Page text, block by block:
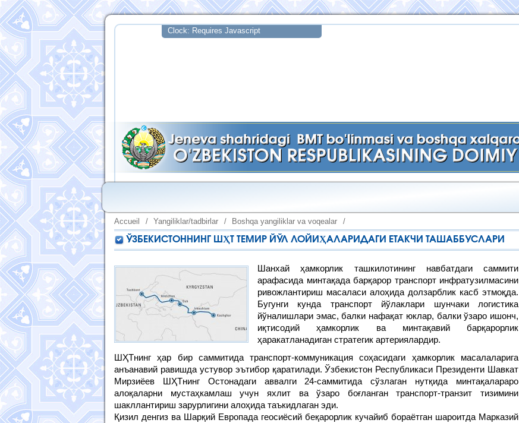
Accueil / Yangiliklar/tadbirlar / Boshqa yangiliklar va voqealar /
ЎЗБЕКИСТОННИНГ ШҲТ ТЕМИР ЙЎЛ ЛОЙИҲАЛАРИДАГИ ЕТАКЧИ ТАШАББУСЛАРИ
Шанхай ҳамкорлик ташкилотининг навбатдаги саммити
арафасида минтақада барқарор транспорт инфратузилмасини
ривожлантириш масаласи алоҳида долзарблик касб этмоқда.
Бугунги кунда транспорт йўлаклари шунчаки логистика
йўналишлари эмас, балки нафақат юклар, балки ўзаро ишонч,
иқтисодий ҳамкорлик ва минтақавий барқарорлик
ҳаракатланадиган стратегик артериялардир.
ШҲТнинг ҳар бир саммитида транспорт-коммуникация соҳасидаги ҳамкорлик масалаларига
анъанавий равишда устувор эътибор қаратилади. Ўзбекистон Республикаси Президенти Шавкат
Мирзиёев ШҲТнинг Остонадаги аввалги 24-саммитида сўзлаган нутқида минтақалараро
алоқаларни мустаҳкамлаш учун яхлит ва ўзаро боғланган транспорт-транзит тизимини
шакллантириш зарурлигини алоҳида таъкидлаган эди.
Қизил денгиз ва Шарқий Европада геосиёсий беқарорлик кучайиб бораётган шароитда Марказий